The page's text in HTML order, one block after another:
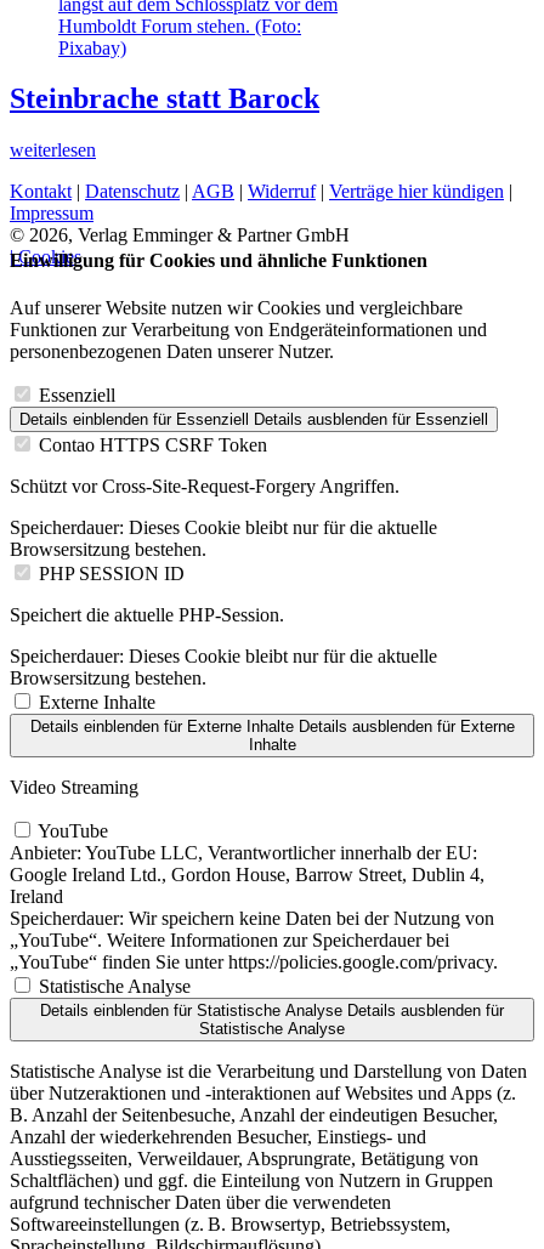
Steinbrache statt Barock
weiterlesen
Kontakt | Datenschutz | AGB | Widerruf| Verträge hier kündigen |
Impressum
© 2026, Verlag Emminger & Partner GmbH
| Cookies
Einwilligung für Cookies und ähnliche Funktionen
Auf unserer Website nutzen wir Cookies und vergleichbare
Funktionen zur Verarbeitung von Endgeräteinformationen und
personenbezogenen Daten unserer Nutzer.
Essenziell
Details einblenden für Essenziell Details ausblenden für Essenziell
Contao HTTPS CSRF Token
Schützt vor Cross-Site-Request-Forgery Angriffen.
Speicherdauer: Dieses Cookie bleibt nur für die aktuelle
Browsersitzung bestehen.
PHP SESSION ID
Speichert die aktuelle PHP-Session.
Speicherdauer: Dieses Cookie bleibt nur für die aktuelle
Browsersitzung bestehen.
Externe Inhalte
Details einblendenfür Externe Inhalte Details ausblendenfür Externe
Inhalte
Video Streaming
YouTube
Anbieter: YouTube LLC, Verantwortlicher innerhalb der EU:
Google Ireland Ltd., Gordon House, Barrow Street, Dublin 4,
Ireland
Speicherdauer: Wir speichern keine Daten bei der Nutzung von
„YouTube“. Weitere Informationen zur Speicherdauer bei
„YouTube“ finden Sie unter https://policies.google.com/privacy.
Statistische Analyse
Details einblenden für Statistische Analyse Details ausblenden für
Statistische Analyse
Statistische Analyse ist die Verarbeitung und Darstellung von Daten
über Nutzeraktionen und -interaktionen auf Websites und Apps (z.
B. Anzahl der Seitenbesuche, Anzahl der eindeutigen Besucher,
Anzahl der wiederkehrenden Besucher, Einstiegs- und
Ausstiegsseiten, Verweildauer, Absprungrate, Betätigung von
Schaltflächen) und ggf. die Einteilung von Nutzern in Gruppen
aufgrund technischer Daten über die verwendeten
Softwareeinstellungen (z. B. Browsertyp, Betriebssystem,